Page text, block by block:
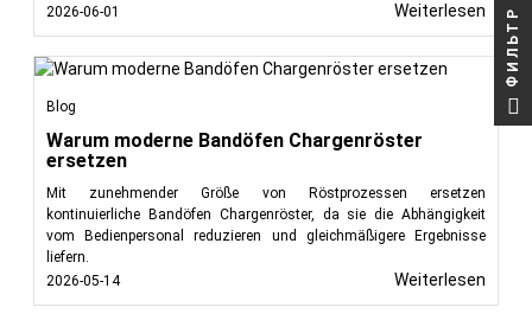
2026-06-01
Weiterlesen
Blog
Warum moderne Bandöfen Chargenröster
ersetzen
Mit zunehmender Größe von Röstprozessen ersetzen
kontinuierliche Bandöfen Chargenröster, da sie die Abhängigkeit
vom Bedienpersonal reduzieren und gleichmäßigere Ergebnisse
liefern.
2026-05-14
Weiterlesen
ФИЛЬТР